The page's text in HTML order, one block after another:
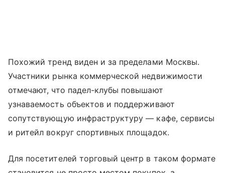
Похожий тренд виден и за пределами Москвы.
Участники рынка коммерческой недвижимости
отмечают, что падел-клубы повышают
узнаваемость объектов и поддерживают
сопутствующую инфраструктуру — кафе, сервисы
и ритейл вокруг спортивных площадок.
Для посетителей торговый центр в таком формате